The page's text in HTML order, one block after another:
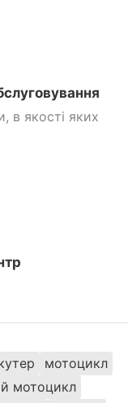
в якості яких
мотоцикл
мотоцикл